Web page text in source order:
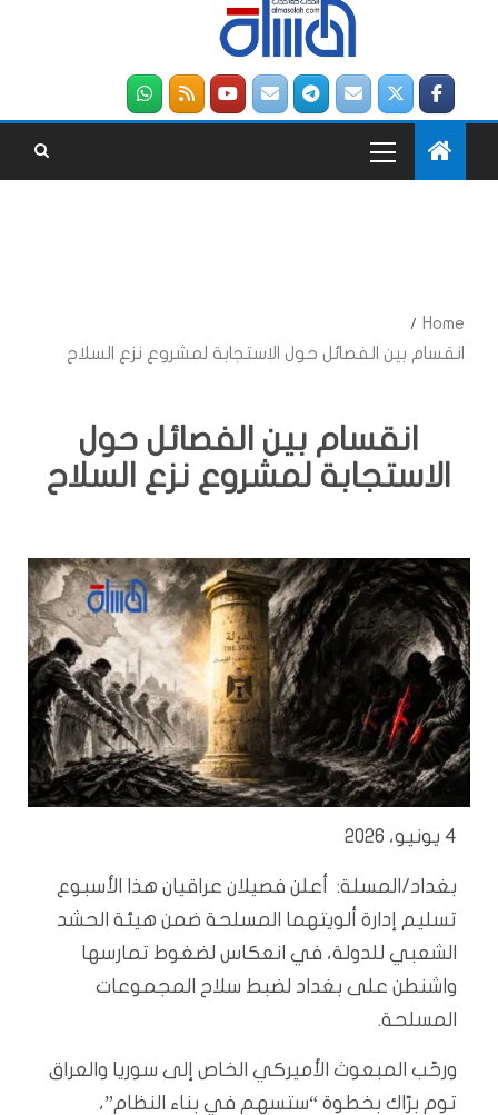
Home
انقسام بين الفصائل حول الاستجابة لمشروع نزع السلاح
انقسام بين الفصائل حول
الاستجابة لمشروع نزع السلاح
4 يونيو، 2026
بغداد/المسلة: أعلن فصيلان عراقيان هذا الأسبوع
تسليم إدارة ألويتهما المسلحة ضمن هيئة الحشد
الشعبي للدولة، في انعكاس لضغوط تمارسها
واشنطن على بغداد لضبط سلاح المجموعات
المسلحة.
ورحّب المبعوث الأميركي الخاص إلى سوريا والعراق
توم برّاك بخطوة “ستسهم في بناء النظام”،